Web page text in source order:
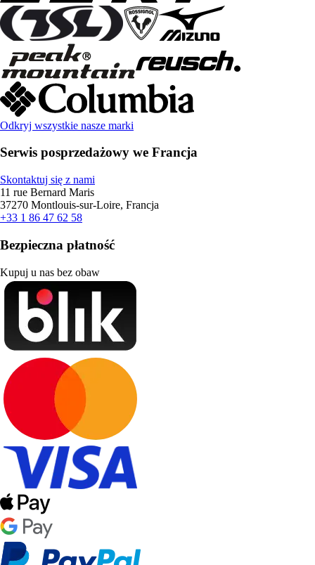
Odkryj wszystkie nasze marki
Serwis posprzedażowy we Francja
Skontaktuj się z nami
11 rue Bernard Maris
37270 Montlouis-sur-Loire, Francja
+33 1 86 47 62 58
Bezpieczna płatność
Kupuj u nas bez obaw